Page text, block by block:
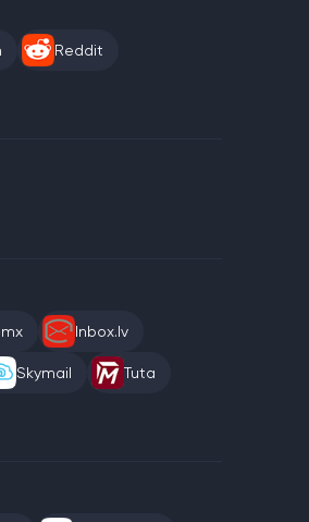
Reddit
Inbox.lv
Skymail Tuta